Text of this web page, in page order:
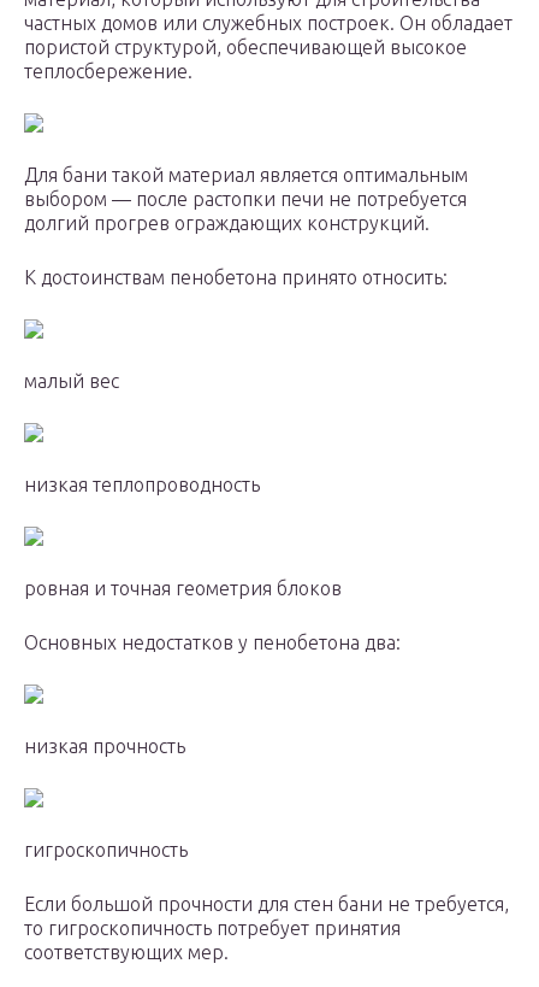
частных домов или служебных построек. Он обладает
пористой структурой, обеспечивающей высокое
теплосбережение.
Для бани такой материал является оптимальным
выбором — после растопки печи не потребуется
долгий прогрев ограждающих конструкций.
К достоинствам пенобетона принято относить:
малый вес
низкая теплопроводность
ровная и точная геометрия блоков
Основных недостатков у пенобетона два:
низкая прочность
гигроскопичность
Если большой прочности для стен бани не требуется,
то гигроскопичность потребует принятия
соответствующих мер.